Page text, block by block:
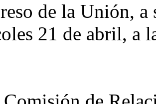
de la Unión,
21 de abril, a